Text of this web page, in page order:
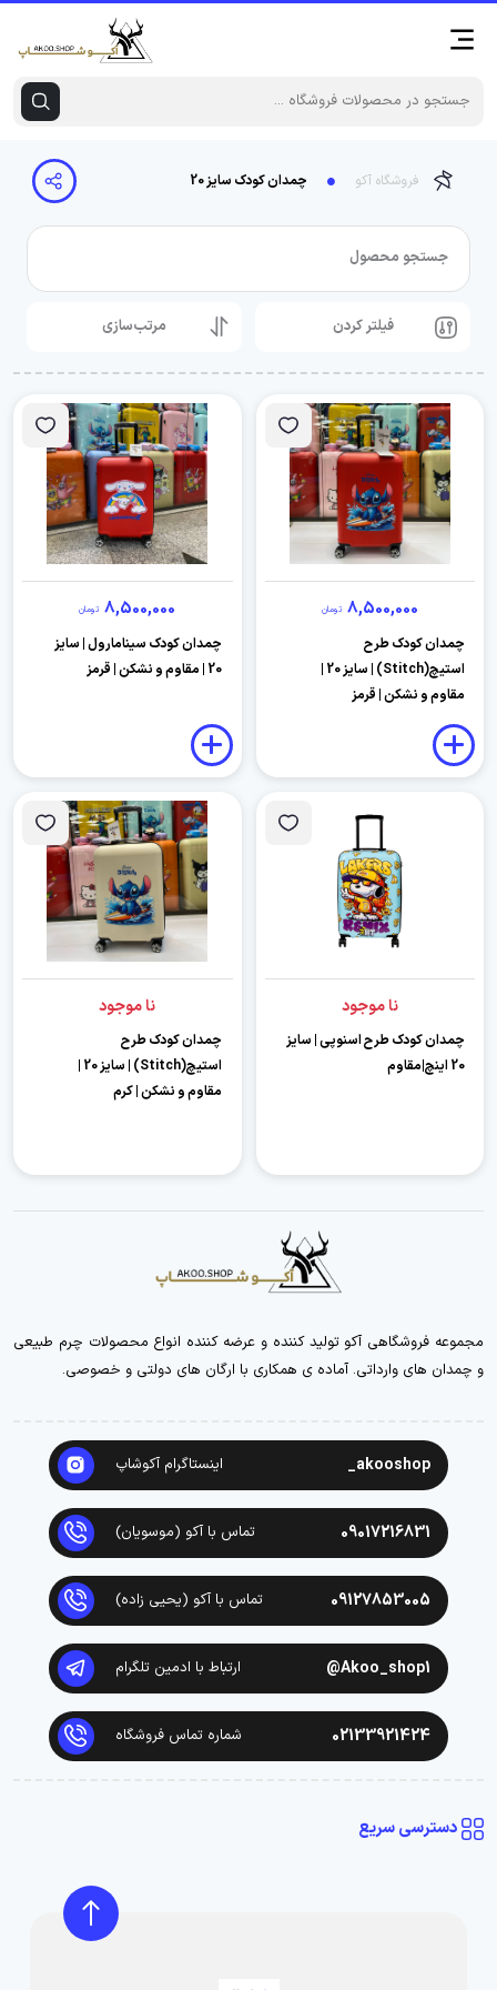
فروشگاه آکو چمدان کودک سایز 20
جستجو محصول
فیلتر کردن مرتب‌سازی
8,500,000 تومان
چمدان کودک طرح
استیچ(Stitch) | سایز 20 |
مقاوم و نشکن | قرمز
8,500,000 تومان
چمدان کودک سینامارول | سایز
20 | مقاوم و نشکن | قرمز
نا موجود
چمدان کودک طرح اسنوپی | سایز
20 اینچ|مقاوم
نا موجود
چمدان کودک طرح
استیچ(Stitch) | سایز 20 |
مقاوم و نشکن | کرم
مجموعه فروشگاهی آکو تولید کننده و عرضه کننده انواع محصولات چرم طبیعی
و چمدان های وارداتی. آماده ی همکاری با ارگان های دولتی و خصوصی.
akooshop_ اینستاگرام آکوشاپ
09017216831 تماس با آکو (موسویان)
09127853005 تماس با آکو (یحیی زاده)
Akoo_shop1@ ارتباط با ادمین تلگرام
02133921424 شماره تماس فروشگاه
دسترسی سریع